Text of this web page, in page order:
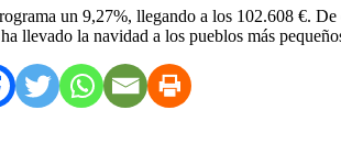
un 9,27%, llegando a los 102.608 €.
llevado la navidad a los pueblos más